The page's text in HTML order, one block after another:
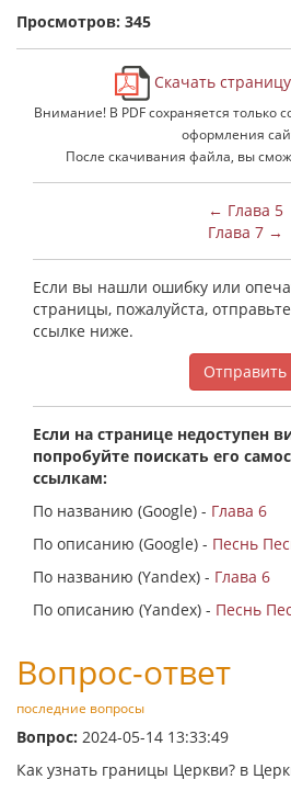
Просмотров: 345
Скачать
Внимание! В PDF сохраняется только
оформления
После скачивания файла, вы
← Глава 5
Глава 7 →
Если вы нашли ошибку или
страницы, пожалуйста,
ссылке ниже.
Отправить
Если на странице недоступен
попробуйте поискать его
ссылкам:
По названию (Google) - Глава 6
По описанию (Google) - Песнь
По названию (Yandex) - Глава 6
По описанию (Yandex) - Песнь
Вопрос-ответ
последние вопросы
Вопрос: 2024-05-14 13:33:49
Как узнать границы Церкви? в